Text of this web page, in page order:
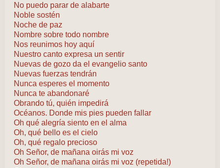
No puedo parar de alabarte
Noble sostén
Noche de paz
Nombre sobre todo nombre
Nos reunimos hoy aquí
Nuestro canto expresa un sentir
Nuevas de gozo da el evangelio santo
Nuevas fuerzas tendrán
Nunca esperes el momento
Nunca te abandonaré
Obrando tú, quién impedirá
Océanos. Donde mis pies pueden fallar
Oh qué alegría siento en el alma
Oh, qué bello es el cielo
Oh, qué regalo precioso
Oh Señor, de mañana oirás mi voz
Oh Señor, de mañana oirás mi voz (repetida!)